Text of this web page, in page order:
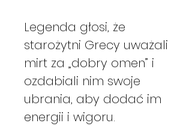
Legenda głosi, że
starożytni Grecy uważali
mirt za „dobry omen” i
ozdabiali nim swoje
ubrania, aby dodać im
energii i wigoru.